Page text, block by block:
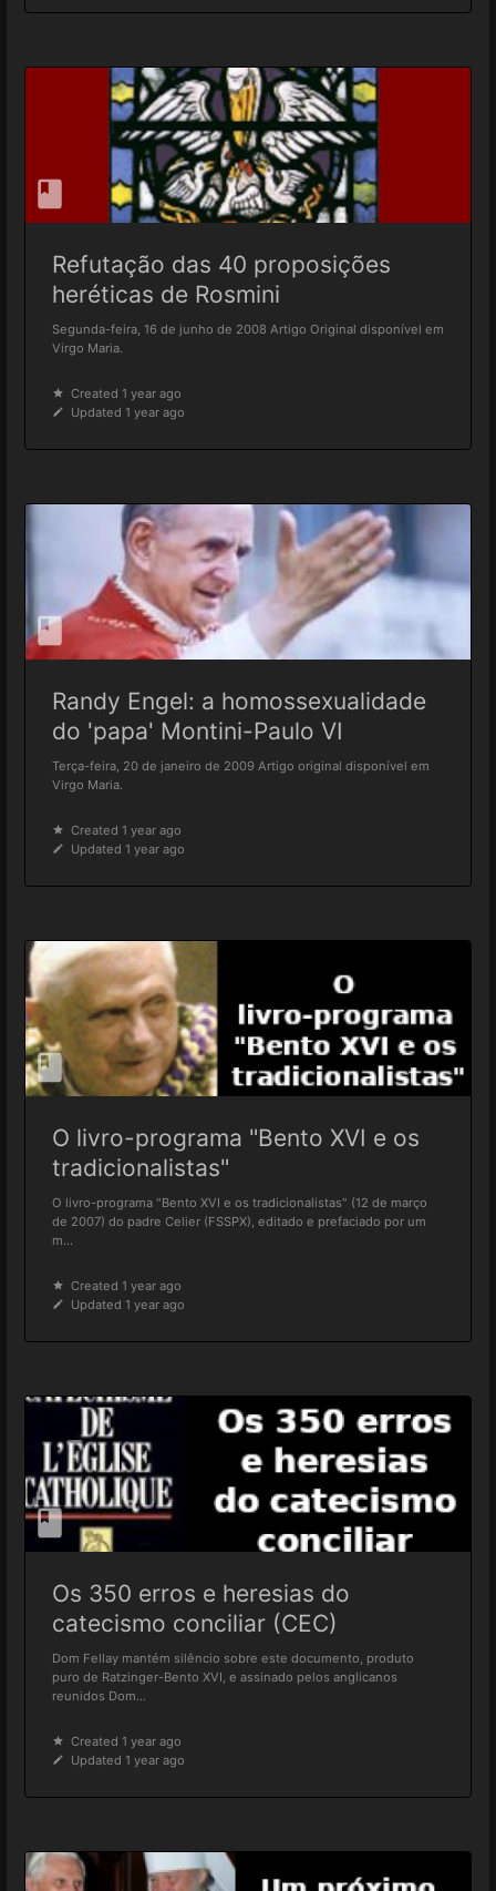
Refutação das 40 proposições
heréticas de Rosmini
Segunda-feira, 16 de junho de 2008 Artigo Original disponível em
Virgo Maria.
Created 1 year ago
Updated 1 year ago
Randy Engel: a homossexualidade
do 'papa' Montini-Paulo VI
Terça-feira, 20 de janeiro de 2009 Artigo original disponível em
Virgo Maria.
Created 1 year ago
Updated 1 year ago
O livro-programa "Bento XVI e os
tradicionalistas"
O livro-programa "Bento XVI e os tradicionalistas" (12 de março
de 2007) do padre Celier (FSSPX), editado e prefaciado por um
m...
Created 1 year ago
Updated 1 year ago
Os 350 erros e heresias do
catecismo conciliar (CEC)
Dom Fellay mantém silêncio sobre este documento, produto
puro de Ratzinger-Bento XVI, e assinado pelos anglicanos
reunidos Dom...
Created 1 year ago
Updated 1 year ago